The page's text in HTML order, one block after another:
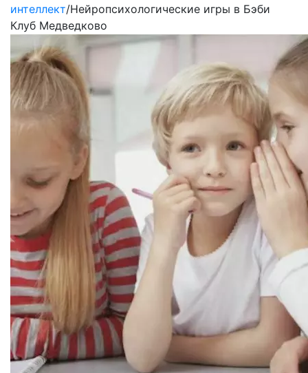
интеллект/Нейропсихологические игры в Бэби
Клуб Медведково